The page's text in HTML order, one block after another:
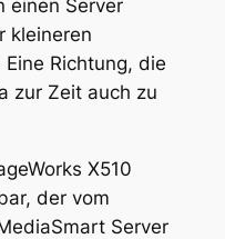
einen Server
kleineren
Richtung, die
zur Zeit auch zu
X510
der vom
Server